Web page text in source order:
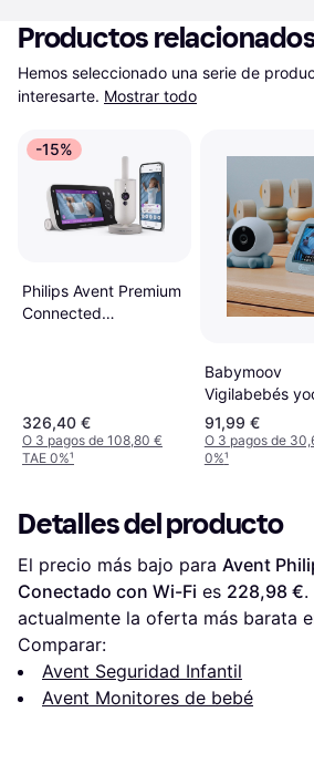
Productos
Hemos seleccionado una serie de
interesarte. Mostrar todo
-15%
Philips Avent Premium
Connected
326,40 €
O 3 pagos de 108,80 €
TAE 0%¹
Babymoov
Vigilabebés
91,99 €
O 3 pagos de
0%¹
Detalles del producto
El precio más bajo para Avent
Conectado con Wi-Fi es 228,98 €.
actualmente la oferta más barata
Comparar:
Avent Seguridad Infantil
Avent Monitores de bebé